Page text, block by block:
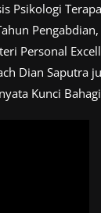
Psikologi
Personal
Dian Saputra
Kunci